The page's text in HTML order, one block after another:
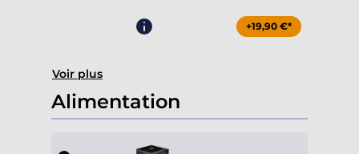
+19,90 €*
Voir plus
Alimentation